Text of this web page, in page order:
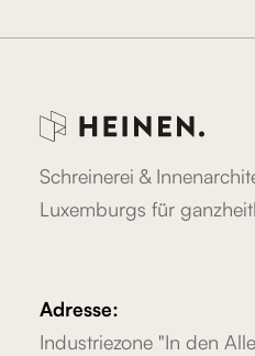
Schreinerei &
Luxemburgs für
Adresse:
Industriezone "In den